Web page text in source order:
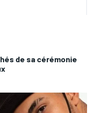
de sa cérémonie